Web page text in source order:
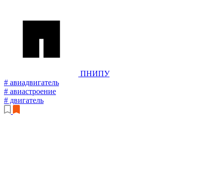
ПНИПУ
# авиадвигатель
# авиастроение
# двигатель